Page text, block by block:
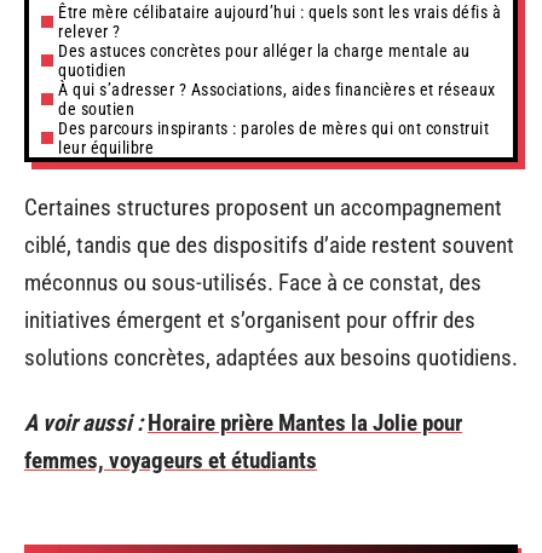
Être mère célibataire aujourd’hui : quels sont les vrais défis à
relever ?
Des astuces concrètes pour alléger la charge mentale au
quotidien
À qui s’adresser ? Associations, aides financières et réseaux
de soutien
Des parcours inspirants : paroles de mères qui ont construit
leur équilibre
Certaines structures proposent un accompagnement
ciblé, tandis que des dispositifs d’aide restent souvent
méconnus ou sous-utilisés. Face à ce constat, des
initiatives émergent et s’organisent pour offrir des
solutions concrètes, adaptées aux besoins quotidiens.
A voir aussi : Horaire prière Mantes la Jolie pour
femmes, voyageurs et étudiants